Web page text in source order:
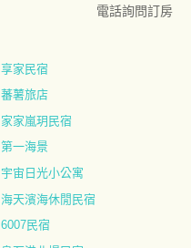
電話詢問訂房
享家民宿
蕃薯旅店
家家嵐玥民宿
第一海景
宇宙日光小公寓
海天濱海休閒民宿
6007民宿